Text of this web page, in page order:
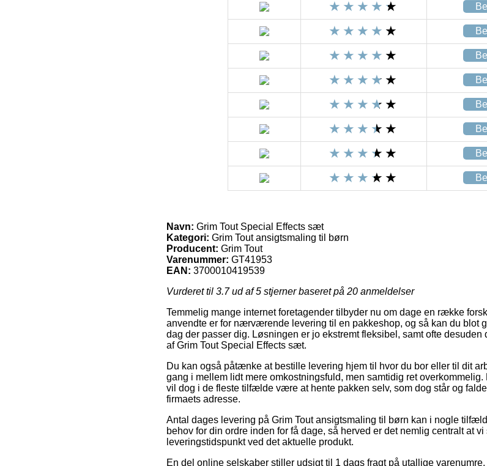
Navn: Grim Tout Special Effects sæt
Kategori: Grim Tout ansigtsmaling til børn
Producent: Grim Tout
Varenummer: GT41953
EAN: 3700010419539
Vurderet til 3.7ud af 5 stjerner baseret på 20 anmeldelser
Temmelig mange internet foretagender tilbyder nu om dage en række
anvendte er for nærværende levering til en pakkeshop, og så kan du blot
dag der passer dig. Løsningen er jo ekstremt fleksibel, samt ofte
af Grim Tout Special Effects sæt.
Du kan også påtænke at bestille levering hjem til hvor du bor eller til dit
gang i mellem lidt mere omkostningsfuld, men samtidig ret
vil dog i de fleste tilfælde være at hente pakken selv, som dog står og
firmaets adresse.
Antal dages levering på Grim Tout ansigtsmaling til børn kan i nogle
behov for din ordre inden for få dage, så herved er det nemlig centralt at
leveringstidspunkt ved det aktuelle produkt.
En del online selskaber stiller udsigt til 1 dags fragt på utallige